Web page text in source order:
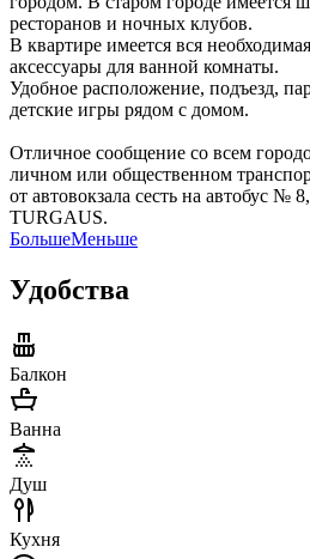
ресторанов и ночных клубов.
В квартире имеется вся
аксессуары для ванной комнаты.
Удобное расположение, подъезд,
детские игры рядом с домом.
Отличное сообщение со всем
личном или общественном
от автовокзала сесть на автобус №
TURGAUS.
БольшеМеньше
Удобства
Балкон
Ванна
Душ
Кухня